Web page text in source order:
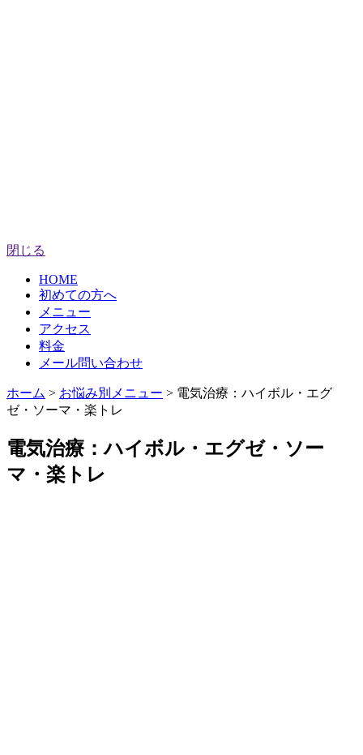
閉じる
HOME
初めての方へ
メニュー
アクセス
料金
メール問い合わせ
ホーム > お悩み別メニュー > 電気治療：ハイボル・エグ
ゼ・ソーマ・楽トレ
電気治療：ハイボル・エグゼ・ソー
マ・楽トレ